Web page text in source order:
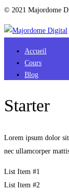
© 2021 Majordome
Accueil
Cours
Blog
Starter
Lorem ipsum dolor
nec ullamcorper
List Item #1
List Item #2